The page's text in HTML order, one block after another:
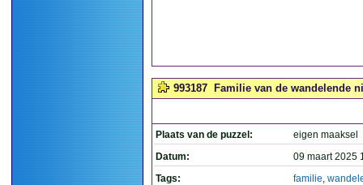
993187 Familie van de wandelende
Plaats van de puzzel:
eigen maaksel
Datum:
09 maart 2025
Tags:
familie,